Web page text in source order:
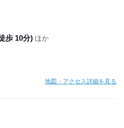
歩 10分) ほか
地図・アクセス詳細を見る